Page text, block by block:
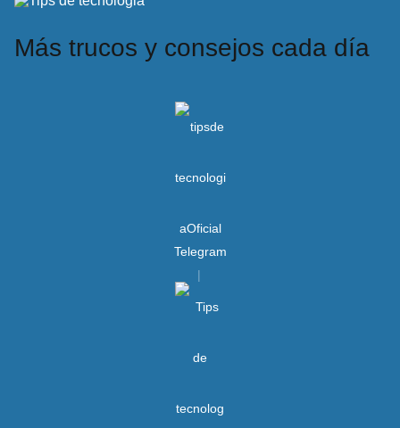
Más trucos y consejos cada día
Telegram